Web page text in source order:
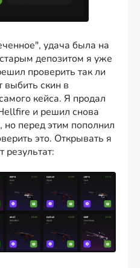
удача была на
депозитом я уже
проверить так ли
выбить скин в
кейса. Я продал
и решил снова
но перед этим пополнил
это. Открывать я
результат: